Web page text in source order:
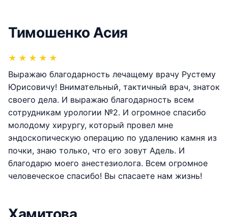
Тимошенко Асия
★ ★ ★ ★ ★
Выражаю благодарность лечащему врачу Рустему
Юрисовичу! Внимательный, тактичный врач, знаток
своего дела. И выражаю благодарность всем
сотрудникам урологии №2. И огромное спасибо
молодому хирургу, который провел мне
эндоскопическую операцию по удалению камня из
почки, знаю только, что его зовут Адель. И
благодарю моего анестезиолога. Всем огромное
человеческое спасибо! Вы спасаете нам жизнь!